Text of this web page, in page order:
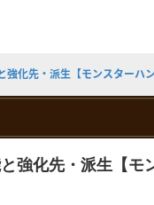
化先・派生【モンスターハン
強化先・派生【モ